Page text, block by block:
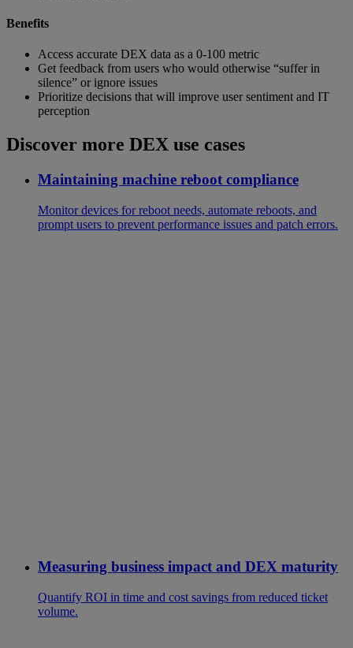
Benefits
Access accurate DEX data as a 0-100 metric
Get feedback from users who would otherwise “suffer in
silence” or ignore issues
Prioritize decisions that will improve user sentiment and IT
perception
Discover more DEX use cases
Maintaining machine reboot compliance
Monitor devices for reboot needs, automate reboots, and
prompt users to prevent performance issues and patch errors.
Measuring business impact and DEX maturity
Quantify ROI in time and cost savings from reduced ticket
volume.